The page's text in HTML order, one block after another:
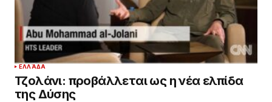
ΕΛΛΆΔΑ
Τζολάνι: προβάλλεται ως η νέα ελπίδα
της Δύσης